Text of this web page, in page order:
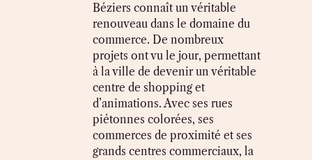
Béziers connaît un véritable
renouveau dans le domaine du
commerce. De nombreux
projets ont vu le jour, permettant
à la ville de devenir un véritable
centre de shopping et
d’animations. Avec ses rues
piétonnes colorées, ses
commerces de proximité et ses
grands centres commerciaux, la